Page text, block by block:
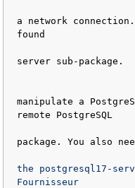
a network
found
server sub-package.
manipulate a
remote PostgreSQL
package. You also
the postgresql17-
Fournisseur